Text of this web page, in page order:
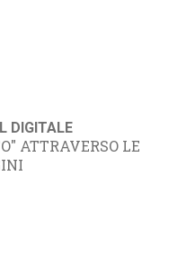
DIGITALE
ATTRAVERSO LE